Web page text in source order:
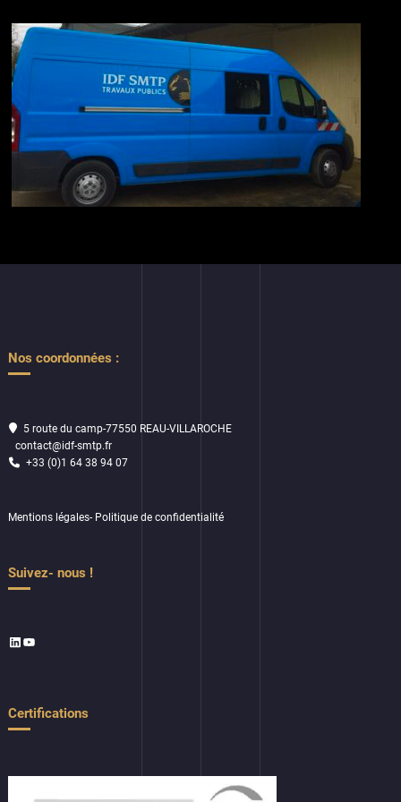
Nos coordonnées :
5 route du camp-77550 REAU-VILLAROCHE
contact@idf-smtp.fr
+33 (0)1 64 38 94 07
Mentions légales- Politique de confidentialité
Suivez- nous !
LinkedIn
YouTube
Certifications